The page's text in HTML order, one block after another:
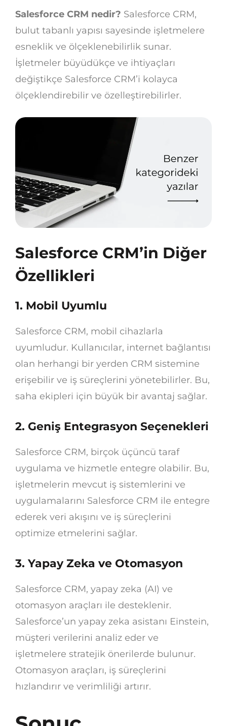
Salesforce CRM nedir? Salesforce CRM,
bulut tabanlı yapısı sayesinde işletmelere
esneklik ve ölçeklenebilirlik sunar.
İşletmeler büyüdükçe ve ihtiyaçları
değiştikçe Salesforce CRM’i kolayca
ölçeklendirebilir ve özelleştirebilirler.
Salesforce CRM’in Diğer
Özellikleri
1. Mobil Uyumlu
Salesforce CRM, mobil cihazlarla
uyumludur. Kullanıcılar, internet bağlantısı
olan herhangi bir yerden CRM sistemine
erişebilir ve iş süreçlerini yönetebilirler. Bu,
saha ekipleri için büyük bir avantaj sağlar.
2. Geniş Entegrasyon Seçenekleri
Salesforce CRM, birçok üçüncü taraf
uygulama ve hizmetle entegre olabilir. Bu,
işletmelerin mevcut iş sistemlerini ve
uygulamalarını Salesforce CRM ile entegre
ederek veri akışını ve iş süreçlerini
optimize etmelerini sağlar.
3. Yapay Zeka ve Otomasyon
Salesforce CRM, yapay zeka (AI) ve
otomasyon araçları ile desteklenir.
Salesforce’un yapay zeka asistanı Einstein,
müşteri verilerini analiz eder ve
işletmelere stratejik önerilerde bulunur.
Otomasyon araçları, iş süreçlerini
hızlandırır ve verimliliği artırır.